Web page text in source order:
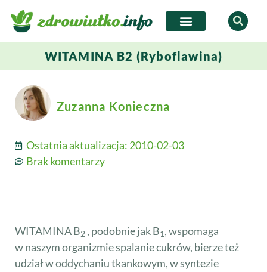
WITAMINA B2 (Ryboflawina)
Zuzanna Konieczna
Ostatnia aktualizacja: 2010-02-03
Brak komentarzy
WITAMINA B2 , podobnie jak B1, wspomaga
w naszym organizmie spalanie cukrów, bierze też
udział w oddychaniu tkankowym, w syntezie